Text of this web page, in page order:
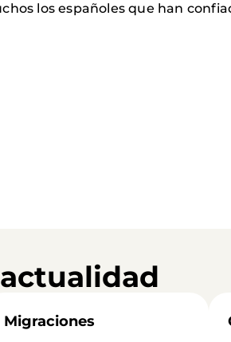
los españoles que han
Migraciones